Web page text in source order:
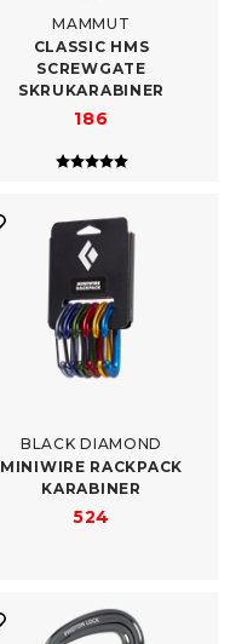
MAMMUT
CLASSIC HMS
SCREWGATE
SKRUKARABINER
186
Karakter:
5.0 av 5
BLACK DIAMOND
MINIWIRE RACKPACK
KARABINER
524